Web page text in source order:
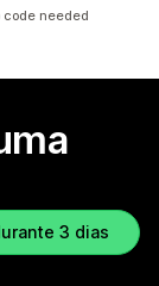
code needed
3 dias